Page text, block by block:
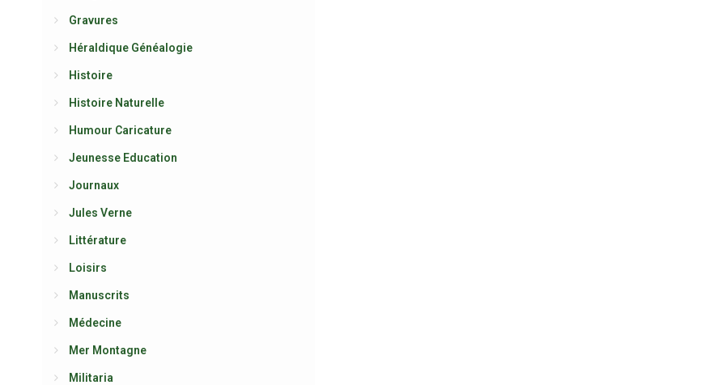
Gravures
Héraldique Généalogie
Histoire
Histoire Naturelle
Humour Caricature
Jeunesse Education
Journaux
Jules Verne
Littérature
Loisirs
Manuscrits
Médecine
Mer Montagne
Militaria